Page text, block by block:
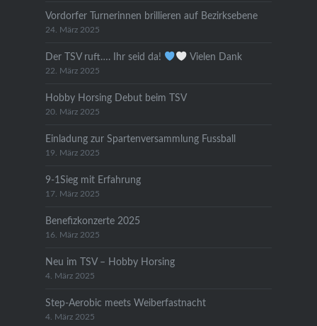
Vordorfer Turnerinnen brillieren auf Bezirksebene
24. März 2025
Der TSV ruft…. Ihr seid da! Vielen Dank
22. März 2025
Hobby Horsing Debut beim TSV
20. März 2025
Einladung zur Spartenversammlung Fussball
19. März 2025
9-1Sieg mit Erfahrung
17. März 2025
Benefizkonzerte 2025
16. März 2025
Neu im TSV – Hobby Horsing
4. März 2025
Step-Aerobic meets Weiberfastnacht
4. März 2025